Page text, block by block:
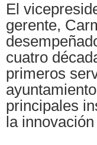
El
gerente,
cuatro
primeros
principales
la